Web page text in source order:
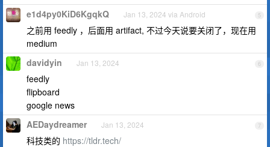
5
e1d4py0KiD6KgqkQ Jan 13, 2024 via Android
之前用 feedly ，后面用 artifact, 不过今天说要关闭了，现在用
medium
6
davidyin Jan 13, 2024
feedly
flipboard
google news
7
AEDaydreamer Jan 13, 2024
科技类的 https://tldr.tech/